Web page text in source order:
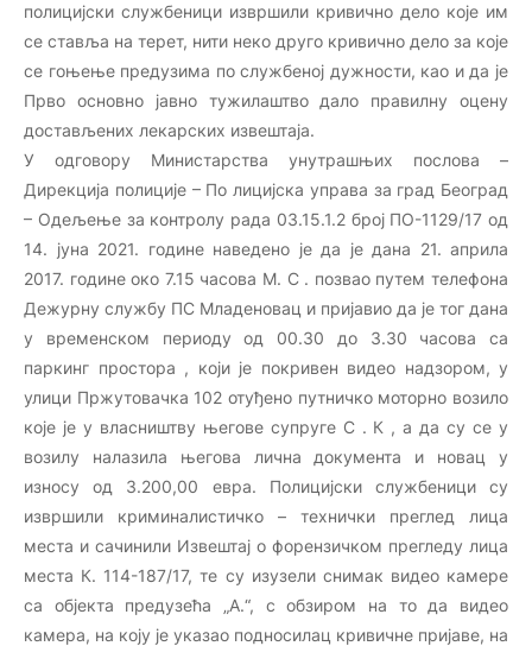
полицијски службеници извршили кривично дело које им
се ставља на терет, нити неко друго кривично дело за које
се гоњење предузима по службеној дужности, као и да је
Прво основно јавно тужилаштво дало правилну оцену
достављених лекарских извештаја.
У одговору Министарства унутрашњих послова –
Дирекција полиције – По лицијска управа за град Београд
– Одељење за контролу рада 03.15.1.2 број ПО-1129/17 од
14. јуна 2021. године наведено је да је дана 21. априла
2017. године око 7.15 часова М. С . позвао путем телефона
Дежурну службу ПС Младеновац и пријавио да је тог дана
у временском периоду од 00.30 до 3.30 часова са
паркинг простора , који је покривен видео надзором, у
улици Пржутовачка 102 отуђено путничко моторно возило
које је у власништву његове супруге С . К , а да су се у
возилу налазила његова лична документа и новац у
износу од 3.200,00 евра. Полицијски службеници су
извршили криминалистичко – технички преглед лица
места и сачинили Извештај о форензичком прегледу лица
места К. 114-187/17, те су изузели снимак видео камере
са објекта предузећа „А.“, с обзиром на то да видео
камера, на коју је указао подносилац кривичне пријаве, на